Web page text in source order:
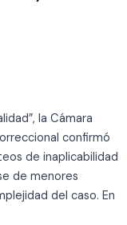
la Cámara
confirmó
de inaplicabilidad
de menores
del caso. En